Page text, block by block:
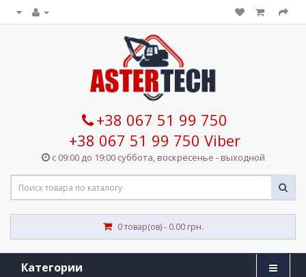
+38 067 51 99 750
+38 067 51 99 750 Viber
с 09:00 до 19:00 суббота, воскресенье - выходной
0 товар(ов) - 0.00 грн.
Категории